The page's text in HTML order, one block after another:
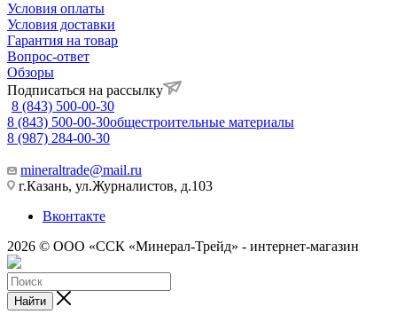
Условия оплаты
Условия доставки
Гарантия на товар
Вопрос-ответ
Обзоры
Подписаться на рассылку
8 (843) 500-00-30
8 (843) 500-00-30общестроительные материалы
8 (987) 284-00-30
mineraltrade@mail.ru
г.Казань, ул.Журналистов, д.103
Вконтакте
2026 © ООО «ССК «Минерал-Трейд» - интернет-магазин
Найти